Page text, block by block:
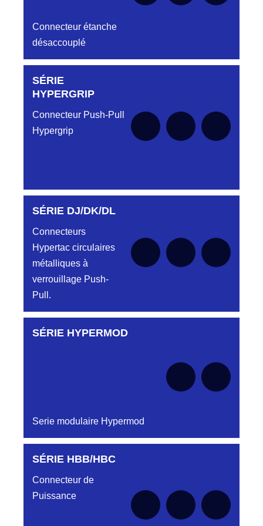
Connecteur étanche
désaccouplé
Aucune pièce disponible pour cette série pour
SÉRIE
HYPERGRIP
Connecteur Push-Pull
Hypergrip
Aucune pièce disponible pour cette série pour
SÉRIE DJ/DK/DL
Connecteurs
Hypertac circulaires
métalliques à
verrouillage Push-
Pull.
Aucune pièce disponible pour cette série pour
SÉRIE HYPERMOD
Serie modulaire Hypermod
Aucune pièce disponible pour cette série pour
SÉRIE HBB/HBC
Connecteur de
Puissance